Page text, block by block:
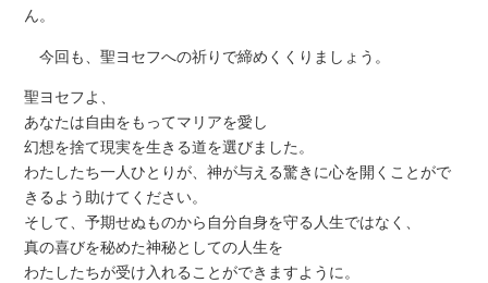
ん。
今回も、聖ヨセフへの祈りで締めくくりましょう。
聖ヨセフよ、
あなたは自由をもってマリアを愛し
幻想を捨て現実を生きる道を選びました。
わたしたち一人ひとりが、神が与える驚きに心を開くことがで
きるよう助けてください。
そして、予期せぬものから自分自身を守る人生ではなく、
真の喜びを秘めた神秘としての人生を
わたしたちが受け入れることができますように。